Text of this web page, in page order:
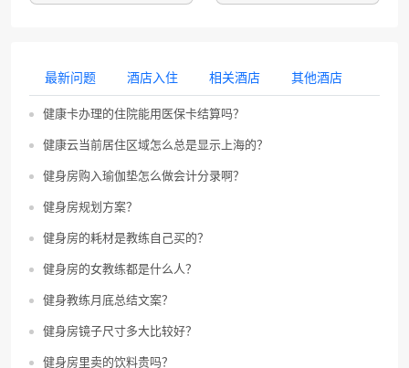
最新问题 酒店入住 相关酒店 其他酒店
健康卡办理的住院能用医保卡结算吗？
健康云当前居住区域怎么总是显示上海的？
健身房购入瑜伽垫怎么做会计分录啊？
健身房规划方案？
健身房的耗材是教练自己买的？
健身房的女教练都是什么人？
健身教练月底总结文案？
健身房镜子尺寸多大比较好？
健身房里卖的饮料贵吗？